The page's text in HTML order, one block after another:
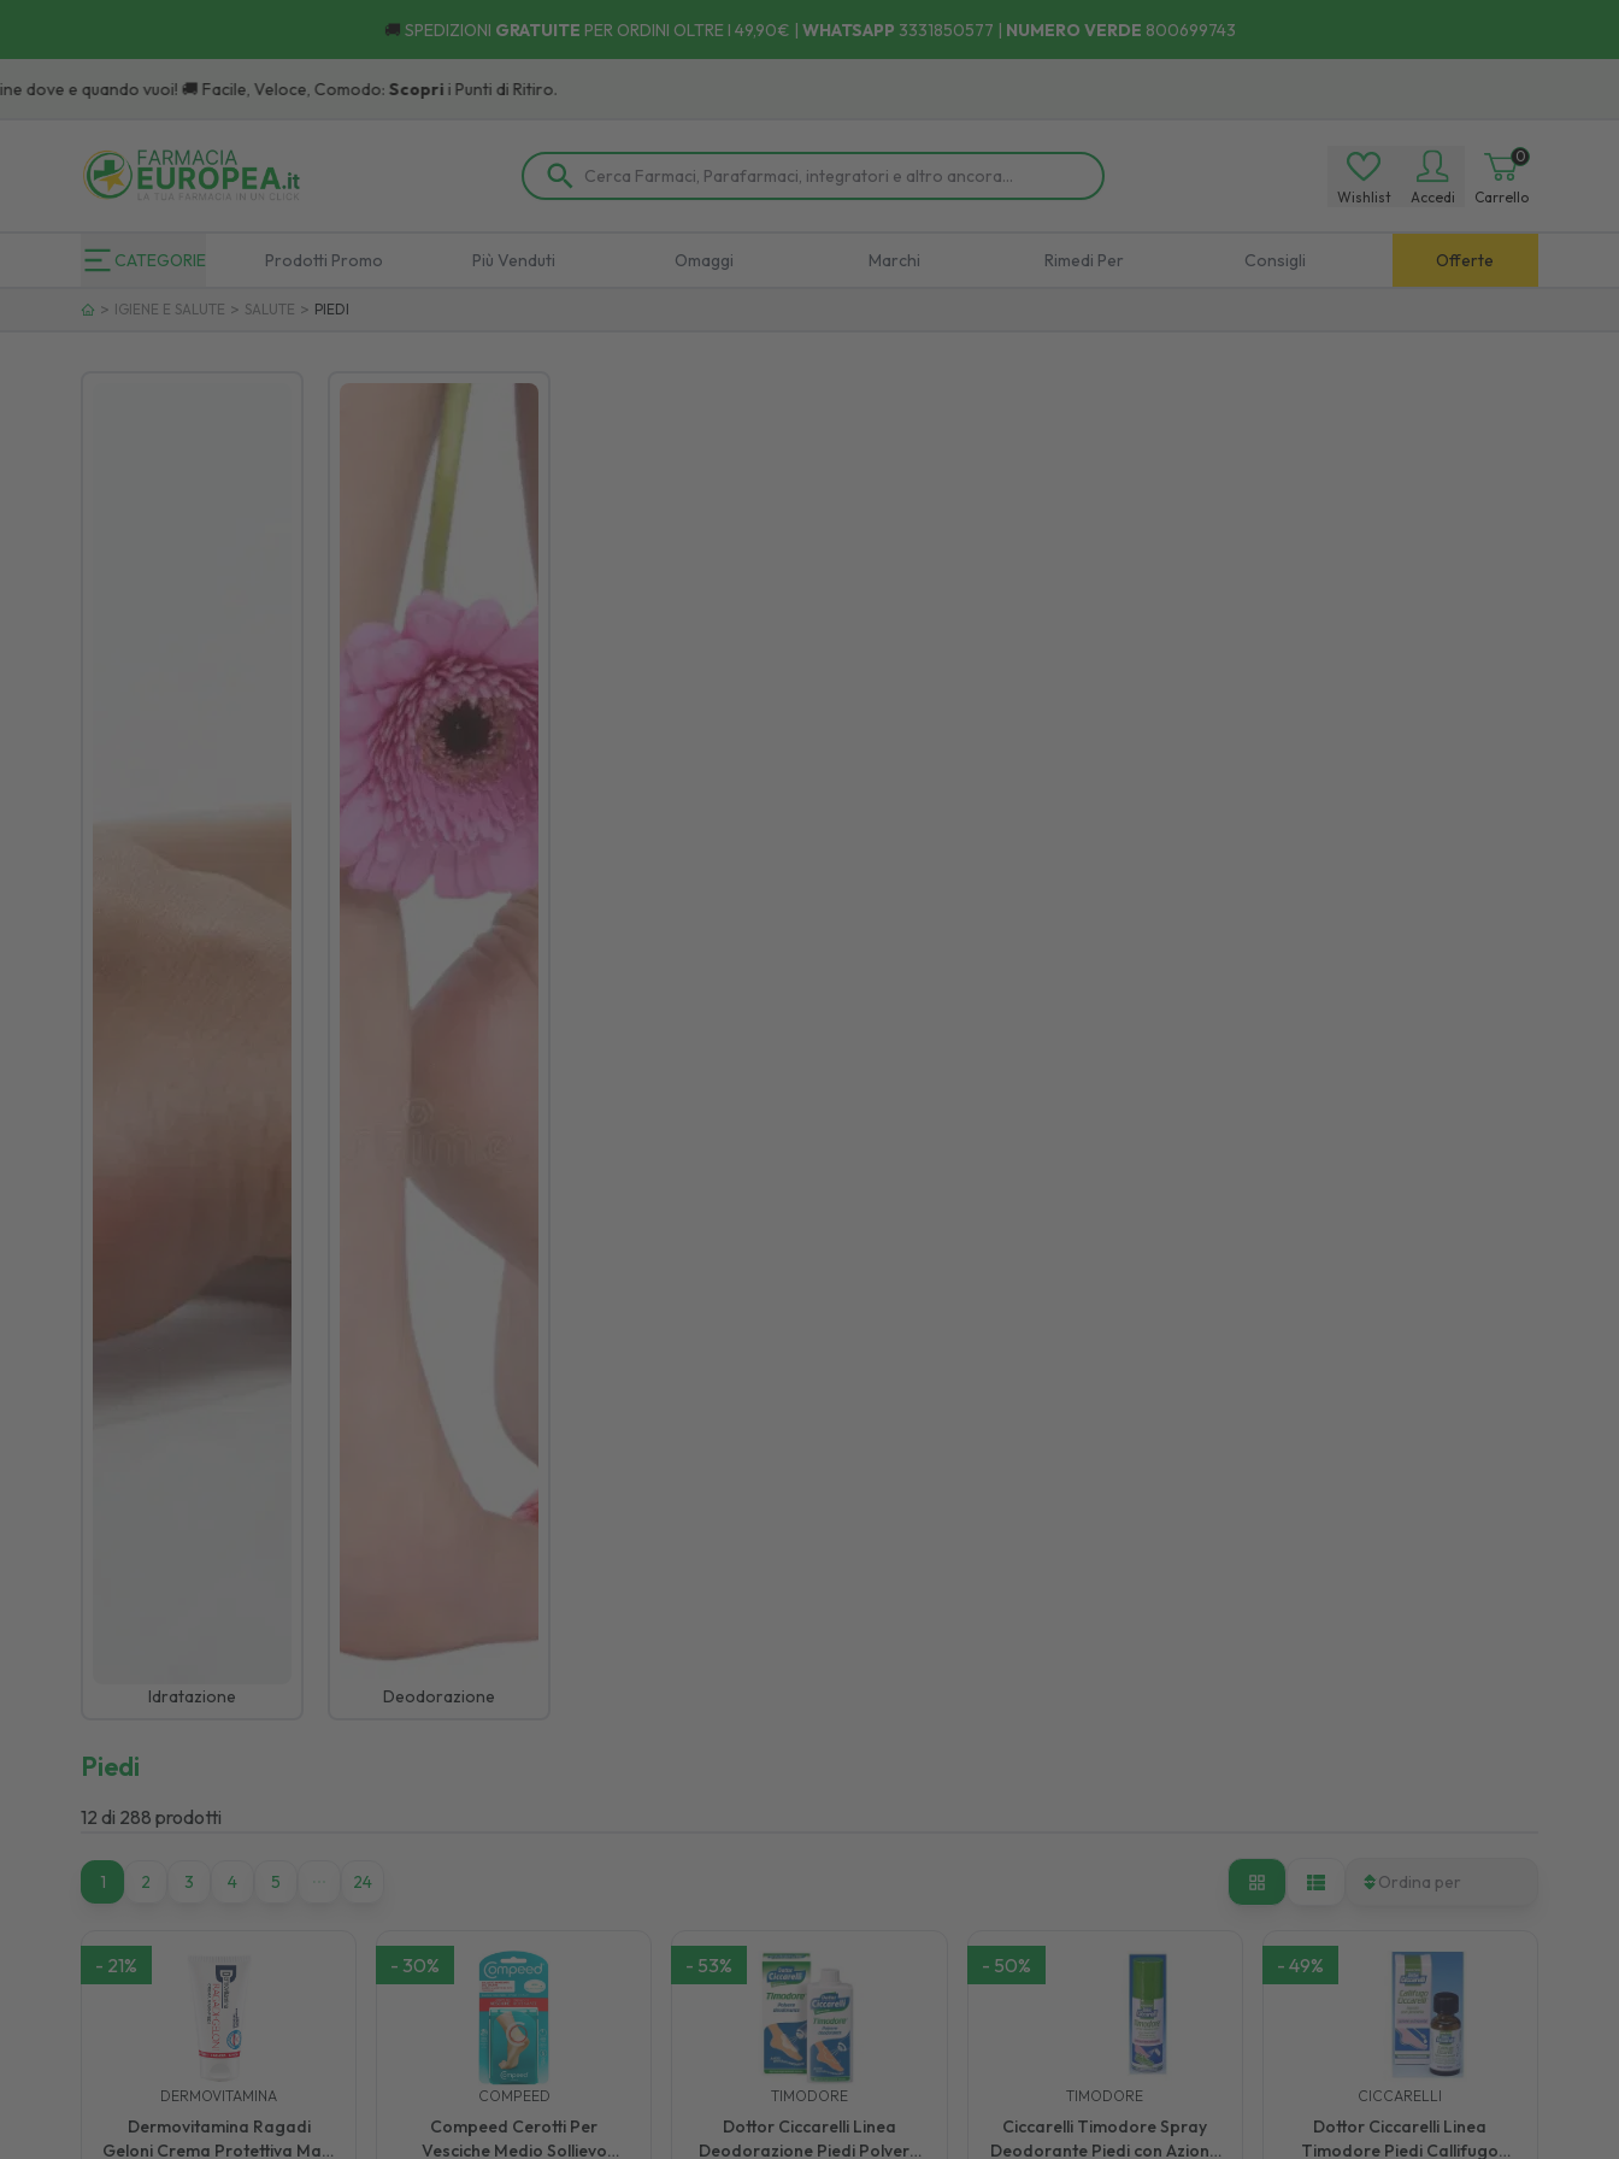
🚚 SPEDIZIONI GRATUITE PER ORDINI OLTRE I 49,90€ | WHATSAPP 3331850577 | NUMERO VERDE 800699743
Wishlist Accedi
0
Carrello
CATEGORIE Prodotti Promo Più Venduti Omaggi Marchi Rimedi Per Consigli Offerte
> IGIENE E SALUTE > SALUTE > PIEDI
Idratazione Deodorazione
Piedi
12 di 288 prodotti
11 2 3 4 5 24 Ordina per
- 21%
DERMOVITAMINA
Dermovitamina Ragadi
Geloni Crema Protettiva Mani
- 30%
COMPEED
Compeed Cerotti Per
Vesciche Medio Sollievo
- 53%
TIMODORE
Dottor Ciccarelli Linea
Deodorazione Piedi Polvere
- 50%
TIMODORE
Ciccarelli Timodore Spray
Deodorante Piedi con Azione
- 49%
CICCARELLI
Dottor Ciccarelli Linea
Timodore Piedi Callifugo